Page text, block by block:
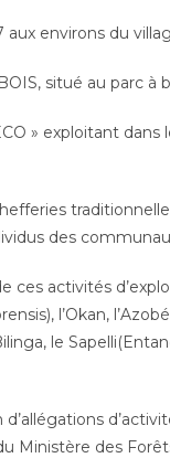
environs du
situé au parc à
exploitant dans
des
ces activités
l’Okan,
le
Ministère des